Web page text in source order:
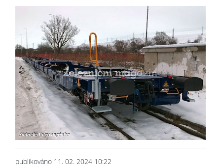
publikováno 11. 02. 2024 10:22